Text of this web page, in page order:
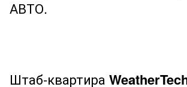
АВТО.
Штаб-квартира